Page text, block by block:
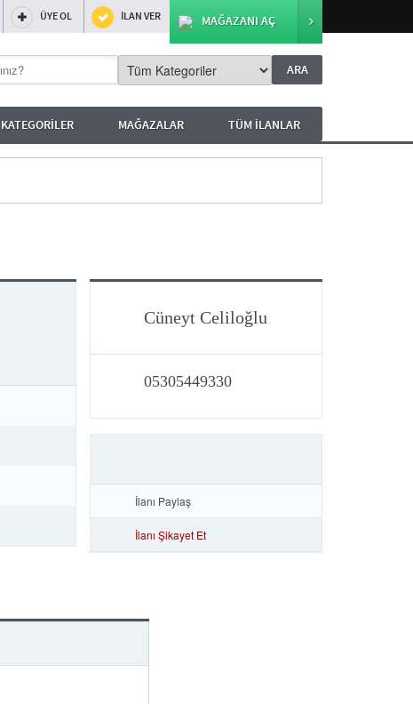
MAĞAZANI AÇ
İLAN VER
ÜYE OL
KATEGORİLER MAĞAZALAR TÜM İLANLAR
Cüneyt Celiloğlu
05305449330
İlanı Paylaş
İlanı Şikayet Et